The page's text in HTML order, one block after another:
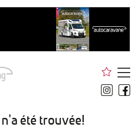
été trouvée!